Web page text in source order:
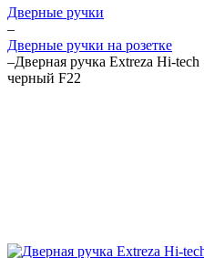
Дверные ручки
–
Дверные ручки на розетке
–Дверная ручка Extreza Hi-
черный F22